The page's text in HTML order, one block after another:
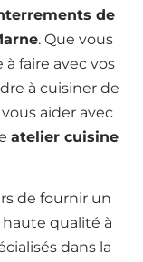
de
. Que vous
faire avec vos
à cuisiner de
aider avec
atelier cuisine
de fournir un
qualité à
dans la